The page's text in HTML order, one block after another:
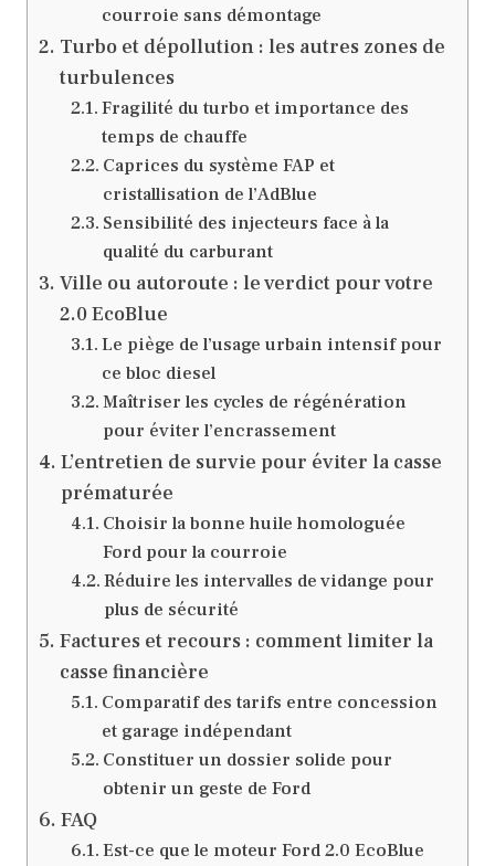
courroie sans démontage
Turbo et dépollution : les autres zones de
turbulences
Fragilité du turbo et importance des
temps de chauffe
Caprices du système FAP et
cristallisation de l’AdBlue
Sensibilité des injecteurs face à la
qualité du carburant
Ville ou autoroute : le verdict pour votre
2.0 EcoBlue
Le piège de l’usage urbain intensif pour
ce bloc diesel
Maîtriser les cycles de régénération
pour éviter l’encrassement
L’entretien de survie pour éviter la casse
prématurée
Choisir la bonne huile homologuée
Ford pour la courroie
Réduire les intervalles de vidange pour
plus de sécurité
Factures et recours : comment limiter la
casse financière
Comparatif des tarifs entre concession
et garage indépendant
Constituer un dossier solide pour
obtenir un geste de Ford
FAQ
Est-ce que le moteur Ford 2.0 EcoBlue